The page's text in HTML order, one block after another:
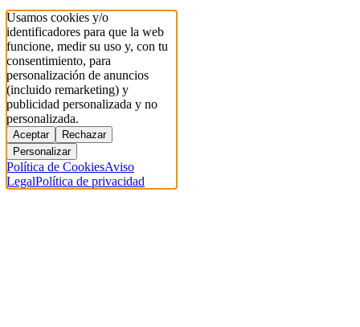
Usamos cookies y/o
identificadores para que la web
funcione, medir su uso y, con tu
consentimiento, para
personalización de anuncios
(incluido remarketing) y
publicidad personalizada y no
personalizada.
Aceptar
Rechazar
Personalizar
Política de CookiesAviso
LegalPolítica de privacidad